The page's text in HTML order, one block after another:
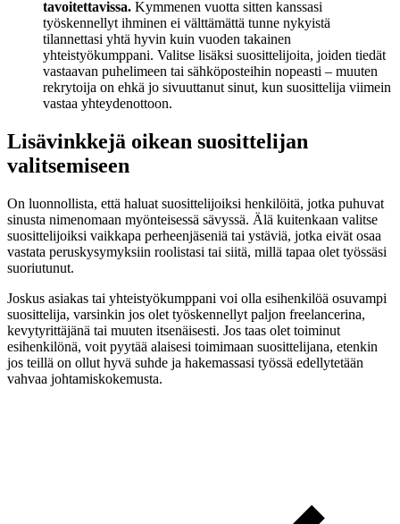
tavoitettavissa. Kymmenen vuotta sitten kanssasi
työskennellyt ihminen ei välttämättä tunne nykyistä
tilannettasi yhtä hyvin kuin vuoden takainen
yhteistyökumppani. Valitse lisäksi suosittelijoita, joiden tiedät
vastaavan puhelimeen tai sähköposteihin nopeasti – muuten
rekrytoija on ehkä jo sivuuttanut sinut, kun suosittelija viimein
vastaa yhteydenottoon.
Lisävinkkejä oikean suosittelijan
valitsemiseen
On luonnollista, että haluat suosittelijoiksi henkilöitä, jotka puhuvat
sinusta nimenomaan myönteisessä sävyssä. Älä kuitenkaan valitse
suosittelijoiksi vaikkapa perheenjäseniä tai ystäviä, jotka eivät osaa
vastata peruskysymyksiin roolistasi tai siitä, millä tapaa olet työssäsi
suoriutunut.
Joskus asiakas tai yhteistyökumppani voi olla esihenkilöä osuvampi
suosittelija, varsinkin jos olet työskennellyt paljon freelancerina,
kevytyrittäjänä tai muuten itsenäisesti. Jos taas olet toiminut
esihenkilönä, voit pyytää alaisesi toimimaan suosittelijana, etenkin
jos teillä on ollut hyvä suhde ja hakemassasi työssä edellytetään
vahvaa johtamiskokemusta.